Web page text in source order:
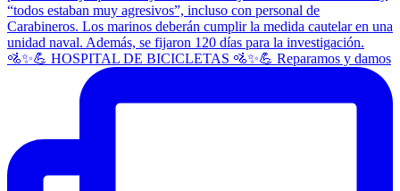
🚵✨💪 HOSPITAL DE BICICLETAS 🚵✨💪 Reparamos y damos